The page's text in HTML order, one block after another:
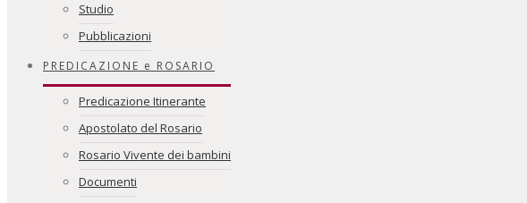
Studio
Pubblicazioni
PREDICAZIONE e ROSARIO
Predicazione Itinerante
Apostolato del Rosario
Rosario Vivente dei bambini
Documenti